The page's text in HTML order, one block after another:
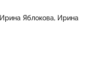
Ирина Яблокова
Ирина